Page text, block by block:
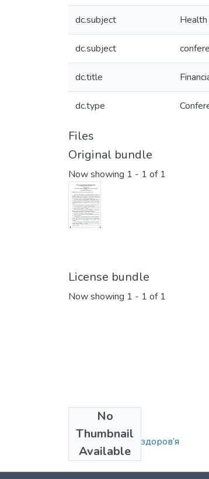
dc.subject
dc.subject
dc.title
dc.type
Files
Original bundle
Now showing 1 - 1 of 1
License bundle
Now showing 1 - 1 of 1
No
Thumbnail
Available
Collections
Школа охорони здоров’я